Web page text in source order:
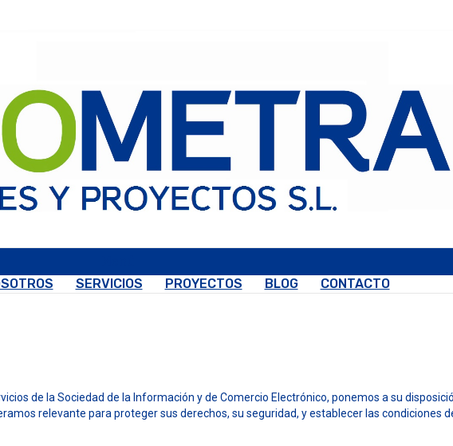
SERVICIOS PROYECTOS BLOG CONTACTO
de la Sociedad de la Información y de Comercio Electrónico, ponemos a su
relevante para proteger sus derechos, su seguridad, y establecer las condiciones